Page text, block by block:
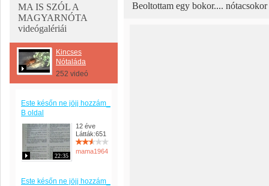
MA IS SZÓL A
MAGYARNÓTA
videógalériái
Kincses
Nótaláda
252 videó
Este későn ne jöjj hozzám_
B oldal
22:35
12 éve
Látták:651
mama1964
Este későn ne jöjj hozzám_
Beoltottam egy bokor.... nótacsokor